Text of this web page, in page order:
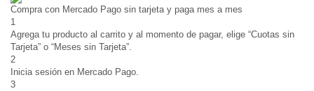
Compra con Mercado Pago sin tarjeta y paga mes a mes
1
Agrega tu producto al carrito y al momento de pagar, elige “Cuotas sin
Tarjeta” o “Meses sin Tarjeta”.
2
Inicia sesión en Mercado Pago.
3